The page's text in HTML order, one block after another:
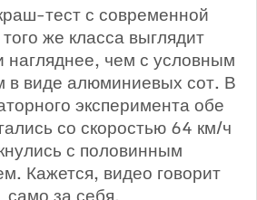
тест с современной
же класса выглядит
нагляднее, чем с условным
в виде алюминиевых сот. В
эксперимента обе
со скоростью 64 км/ч
с половинным
Кажется, видео говорит